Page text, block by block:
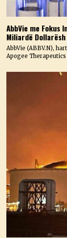
AbbVie me Fokus
Miliardë Dollarësh
AbbVie (ABBV.N),
Apogee Therapeutics